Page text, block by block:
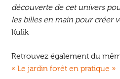
découverte de cet univers
les billes en main pour créer
Kulik
Retrouvez également du
« Le jardin forêt en pratique »